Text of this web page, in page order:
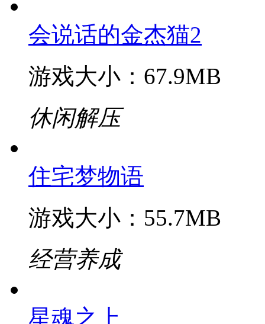
地平线4
游戏大小：634.8MB
会说话的金杰猫2
游戏大小：67.9MB